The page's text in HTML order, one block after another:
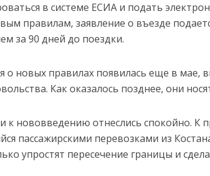
в системе ЕСИА и подать
правилам, заявление о въезде
за 90 дней до поездки.
новых правилах появилась еще в мае,
Как оказалось позднее, они
к нововведению отнеслись спокойно. К
пассажирскими перевозками из
упростят пересечение границы и